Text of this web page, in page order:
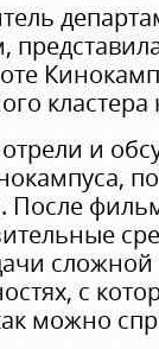
кластера
и
После
сложной
с
можно